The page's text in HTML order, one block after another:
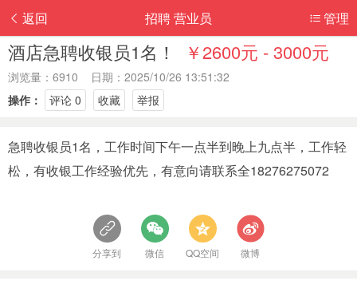
返回 管理
招聘 营业员
酒店急聘收银员1名！ ￥2600元 - 3000元
浏览量：6910 日期：2025/10/26 13:51:32
操作：
评论 0 收藏 举报
急聘收银员1名，工作时间下午一点半到晚上九点半，工作轻
松，有收银工作经验优先，有意向请联系全18276275072
分享到 微信 QQ空间 微博